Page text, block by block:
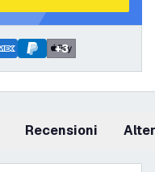
+3
recensioni